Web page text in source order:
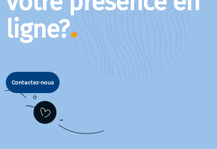
ligne?
Contactez-nous